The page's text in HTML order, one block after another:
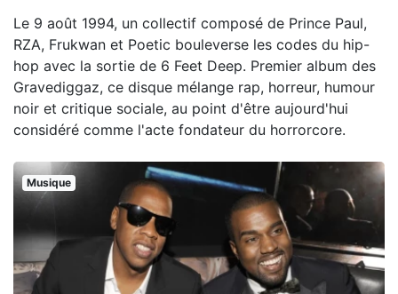
Le 9 août 1994, un collectif composé de Prince Paul,
RZA, Frukwan et Poetic bouleverse les codes du hip-
hop avec la sortie de 6 Feet Deep. Premier album des
Gravediggaz, ce disque mélange rap, horreur, humour
noir et critique sociale, au point d'être aujourd'hui
considéré comme l'acte fondateur du horrorcore.
Musique